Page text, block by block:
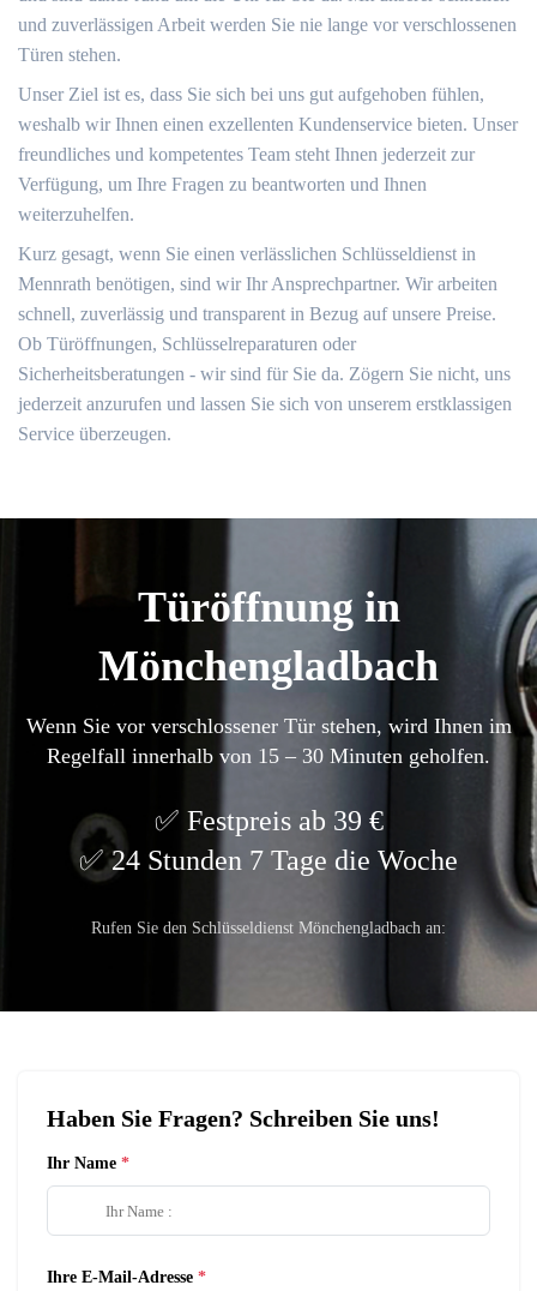
und zuverlässigen Arbeit werden Sie nie lange vor verschlossenen
Türen stehen.
Unser Ziel ist es, dass Sie sich bei uns gut aufgehoben fühlen,
weshalb wir Ihnen einen exzellenten Kundenservice bieten. Unser
freundliches und kompetentes Team steht Ihnen jederzeit zur
Verfügung, um Ihre Fragen zu beantworten und Ihnen
weiterzuhelfen.
Kurz gesagt, wenn Sie einen verlässlichen Schlüsseldienst in
Mennrath benötigen, sind wir Ihr Ansprechpartner. Wir arbeiten
schnell, zuverlässig und transparent in Bezug auf unsere Preise.
Ob Türöffnungen, Schlüsselreparaturen oder
Sicherheitsberatungen - wir sind für Sie da. Zögern Sie nicht, uns
jederzeit anzurufen und lassen Sie sich von unserem erstklassigen
Service überzeugen.
Türöffnung in
Mönchengladbach
Wenn Sie vor verschlossener Tür stehen, wird Ihnen im
Regelfall innerhalb von 15 – 30 Minuten geholfen.
Festpreis ab 39 €
24 Stunden 7 Tage die Woche
Rufen Sie den Schlüsseldienst Mönchengladbach an:
Haben Sie Fragen? Schreiben Sie uns!
Ihr Name
Ihre E-Mail-Adresse